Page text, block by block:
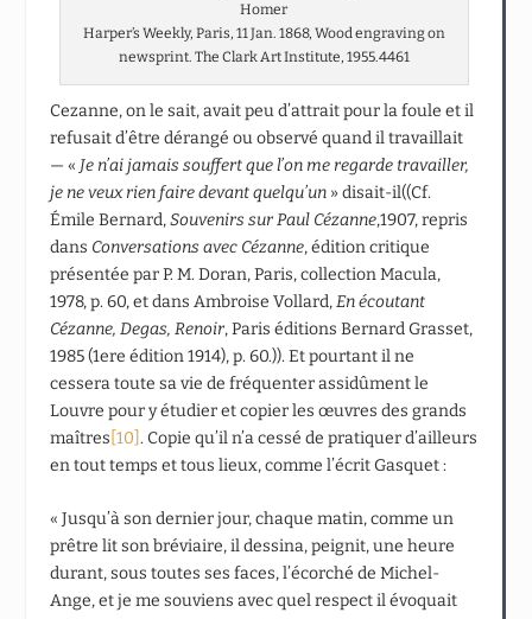
Homer
Harper’s Weekly, Paris, 11 Jan. 1868, Wood engraving on
newsprint. The Clark Art Institute, 1955.4461
Cezanne, on le sait, avait peu d’attrait pour la foule et il
refusait d’être dérangé ou observé quand il travaillait
— « Je n’ai jamais souffert que l’on me regarde travailler,
je ne veux rien faire devant quelqu’un » disait-il((Cf.
Émile Bernard,Souvenirs sur Paul Cézanne,1907, repris
dans Conversations avec Cézanne, édition critique
présentée par P. M. Doran, Paris, collection Macula,
1978, p. 60, et dans Ambroise Vollard,En écoutant
Cézanne, Degas, Renoir, Paris éditions Bernard Grasset,
1985 (1ere édition 1914), p. 60.)). Et pourtant il ne
cessera toute sa vie de fréquenter assidûment le
Louvre pour y étudier et copier les œuvres des grands
maîtres [10]. Copie qu’il n’a cessé de pratiquer d’ailleurs
en tout temps et tous lieux, comme l’écrit Gasquet :
« Jusqu’à son dernier jour, chaque matin, comme un
prêtre lit son bréviaire, il dessina, peignit, une heure
durant, sous toutes ses faces, l’écorché de Michel-
Ange, et je me souviens avec quel respect il évoquait